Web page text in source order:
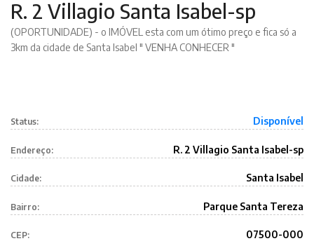
R. 2 Villagio Santa Isabel-sp
(OPORTUNIDADE) - o IMÓVEL esta com um ótimo preço e fica só a
3km da cidade de Santa Isabel " VENHA CONHECER "
Status: Disponível
Endereço: R. 2 Villagio Santa Isabel-sp
Cidade: Santa Isabel
Bairro: Parque Santa Tereza
CEP: 07500-000